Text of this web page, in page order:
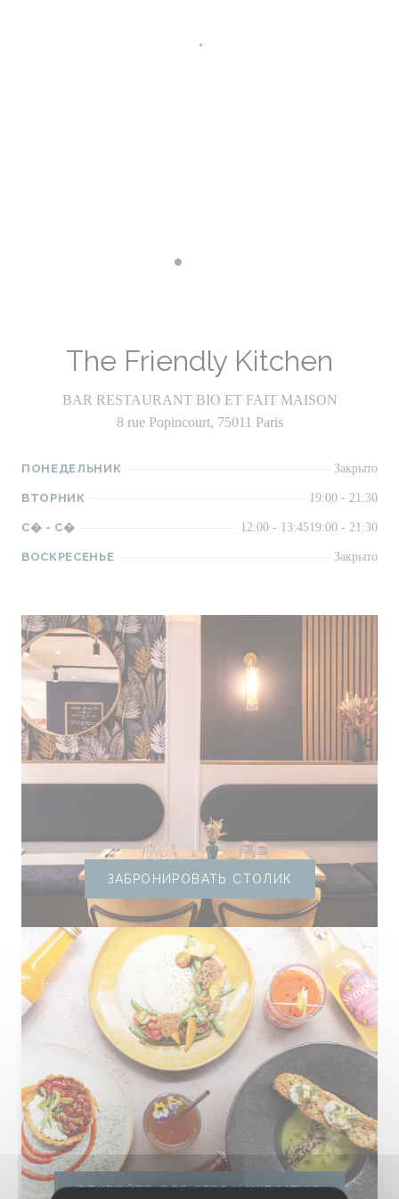
натуральных и биодинамических вин, крафтового пива
Facebook ((открывается в новом
The Friendly Kitchen
BAR RESTAURANT BIO ET FAIT MAISON
8 rue Popincourt, 75011 Paris
ПОНЕДЕЛЬНИК Закрыто
ВТОРНИК 19:00 - 21:30
С� - С� 12:00 - 13:4519:00 - 21:30
ВОСКРЕСЕНЬЕ Закрыто
ЗАБРОНИРОВАТЬ СТОЛИК
ОТКРОЙТЕ ДЛЯ СЕБЯ НАШЕ МЕНЮ